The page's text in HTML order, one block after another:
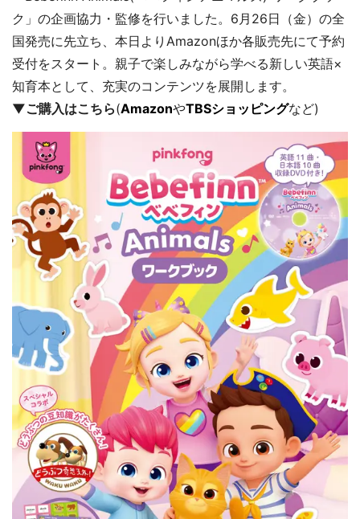
ク」の企画協力・監修を行いました。6月26日（金）の全
国発売に先立ち、本日よりAmazonほか各販売先にて予約
受付をスタート。親子で楽しみながら学べる新しい英語×
知育本として、充実のコンテンツを展開します。
▼ご購入はこちら(AmazonやTBSショッピングなど)